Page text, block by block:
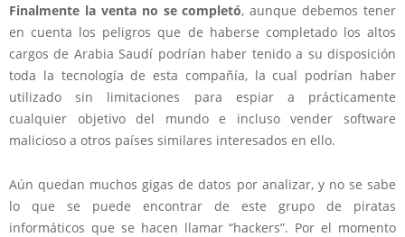
Finalmente la venta no se completó, aunque debemos tener
en cuenta los peligros que de haberse completado los altos
cargos de Arabia Saudí podrían haber tenido a su disposición
toda la tecnología de esta compañía, la cual podrían haber
utilizado sin limitaciones para espiar a prácticamente
cualquier objetivo del mundo e incluso vender software
malicioso a otros países similares interesados en ello.
Aún quedan muchos gigas de datos por analizar, y no se sabe
lo que se puede encontrar de este grupo de piratas
informáticos que se hacen llamar “hackers”. Por el momento